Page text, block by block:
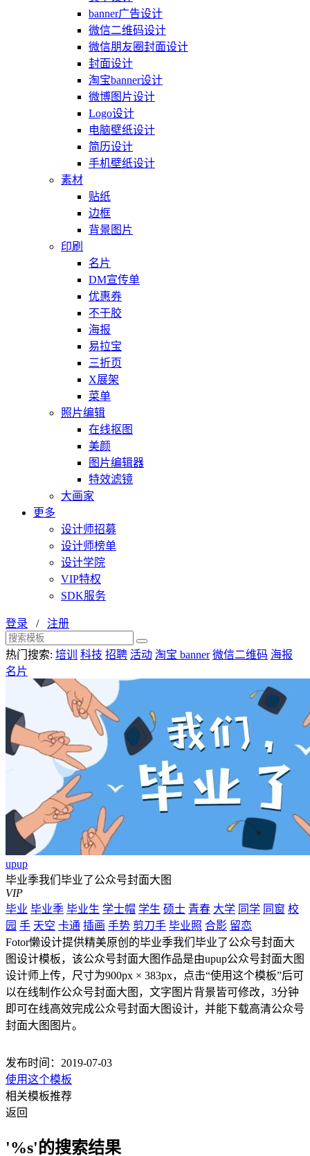
banner广告设计
微信二维码设计
微信朋友圈封面设计
封面设计
淘宝banner设计
微博图片设计
Logo设计
电脑壁纸设计
简历设计
手机壁纸设计
素材
贴纸
边框
背景图片
印刷
名片
DM宣传单
优惠券
不干胶
海报
易拉宝
三折页
X展架
菜单
照片编辑
在线抠图
美颜
图片编辑器
特效滤镜
大画家
更多
设计师招募
设计师榜单
设计学院
VIP特权
SDK服务
登录 / 注册
热门搜索: 培训 科技 招聘 活动 淘宝 banner 微信二维码 海报
名片
upup
毕业季我们毕业了公众号封面大图
VIP
毕业 毕业季 毕业生 学士帽 学生 硕士 青春 大学 同学 同窗 校
园 手 天空 卡通 插画 手势 剪刀手 毕业照 合影 留恋
Fotor懒设计提供精美原创的毕业季我们毕业了公众号封面大
图设计模板，该公众号封面大图作品是由upup公众号封面大图
设计师上传，尺寸为900px × 383px，点击“使用这个模板”后可
以在线制作公众号封面大图，文字图片背景皆可修改，3分钟
即可在线高效完成公众号封面大图设计，并能下载高清公众号
封面大图图片。
发布时间：2019-07-03
使用这个模板
相关模板推荐
返回
'%s'的搜索结果